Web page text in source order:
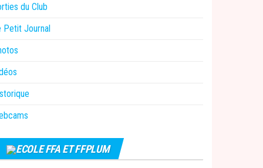
du Club
Petit Journal
ECOLE FFA ET FFPLUM